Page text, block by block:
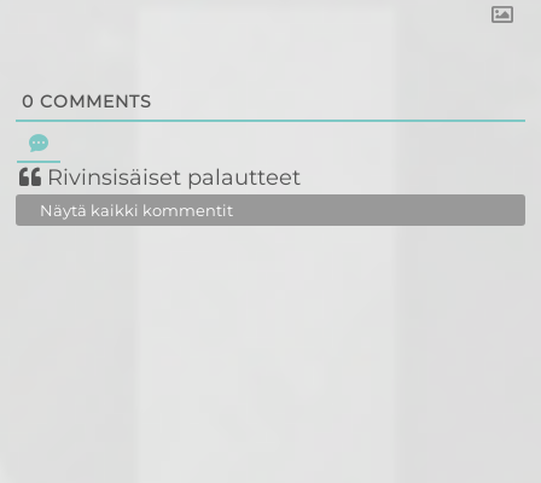
0 COMMENTS
Rivinsisäiset palautteet
Näytä kaikki kommentit